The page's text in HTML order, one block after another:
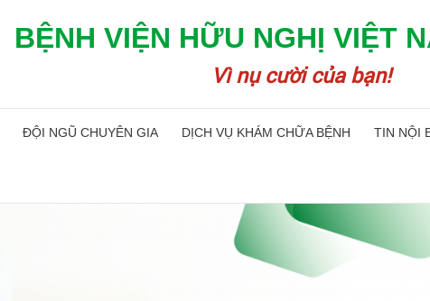
BỆNH VIỆN HỮU NGHỊ VIỆT
Vì nụ cười của bạn!
ĐỘI NGŨ CHUYÊN GIA DỊCH VỤ KHÁM CHỮA BỆNH TIN NỘI